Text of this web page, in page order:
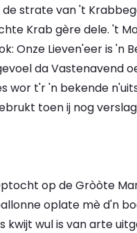
de strate van 't
Krab gère dele. 't
Onze Lieven'eer is 'n
da Vastenavend
wor t'r 'n bekende
toen ij nog
op de Gròòte
oplate mè d'n
kwijt wul is van arte